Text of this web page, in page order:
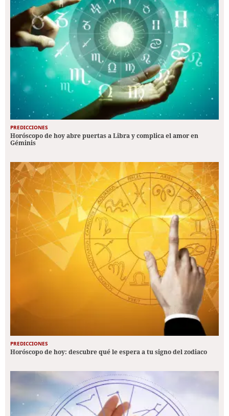
PREDICCIONES
Horóscopo de hoy abre puertas a Libra y complica el amor en
Géminis
PREDICCIONES
Horóscopo de hoy: descubre qué le espera a tu signo del zodiaco